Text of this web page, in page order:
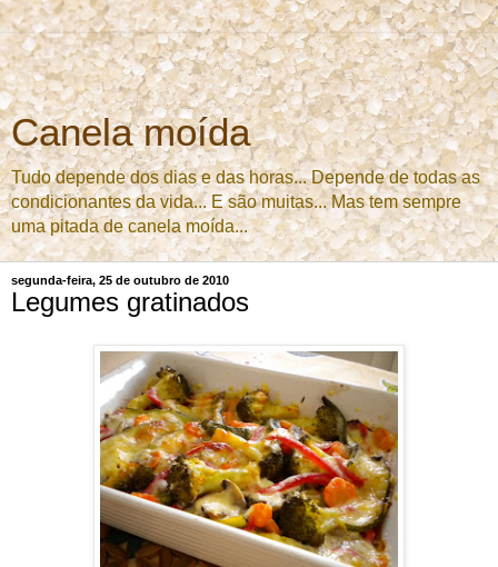
Canela moída
Tudo depende dos dias e das horas... Depende de todas as
condicionantes da vida... E são muitas... Mas tem sempre
uma pitada de canela moída...
segunda-feira, 25 de outubro de 2010
Legumes gratinados